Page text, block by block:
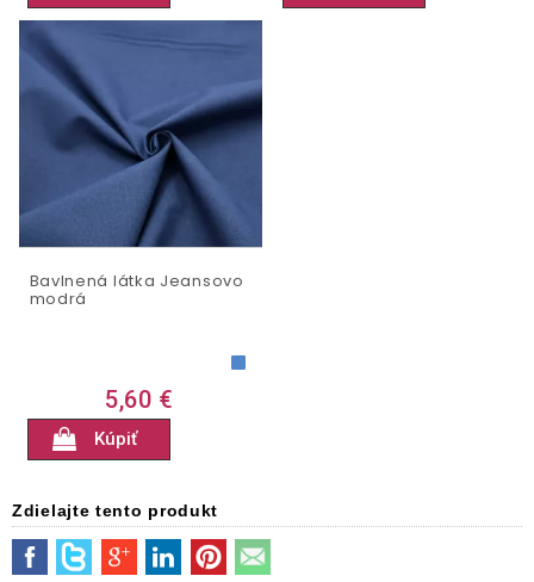
Bavlnená látka Jeansovo
modrá
5,60 €
Kúpiť
Zdielajte tento produkt